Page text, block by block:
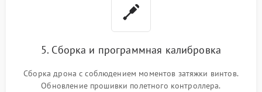
5. Сборка и программная калибровка
Сборка дрона с соблюдением моментов затяжки винтов.
Обновление прошивки полетного контроллера.